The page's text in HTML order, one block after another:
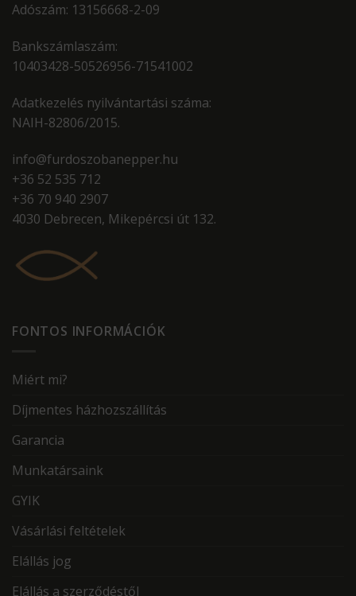
Adószám: 13156668-2-09
Bankszámlaszám:
10403428-50526956-71541002
Adatkezelés nyilvántartási száma:
NAIH-82806/2015.
info@furdoszobanepper.hu
+36 52 535 712
+36 70 940 2907
4030 Debrecen, Mikepércsi út 132.
FONTOS INFORMÁCIÓK
Miért mi?
Díjmentes házhozszállítás
Garancia
Munkatársaink
GYIK
Vásárlási feltételek
Elállás jog
Elállás a szerződéstől